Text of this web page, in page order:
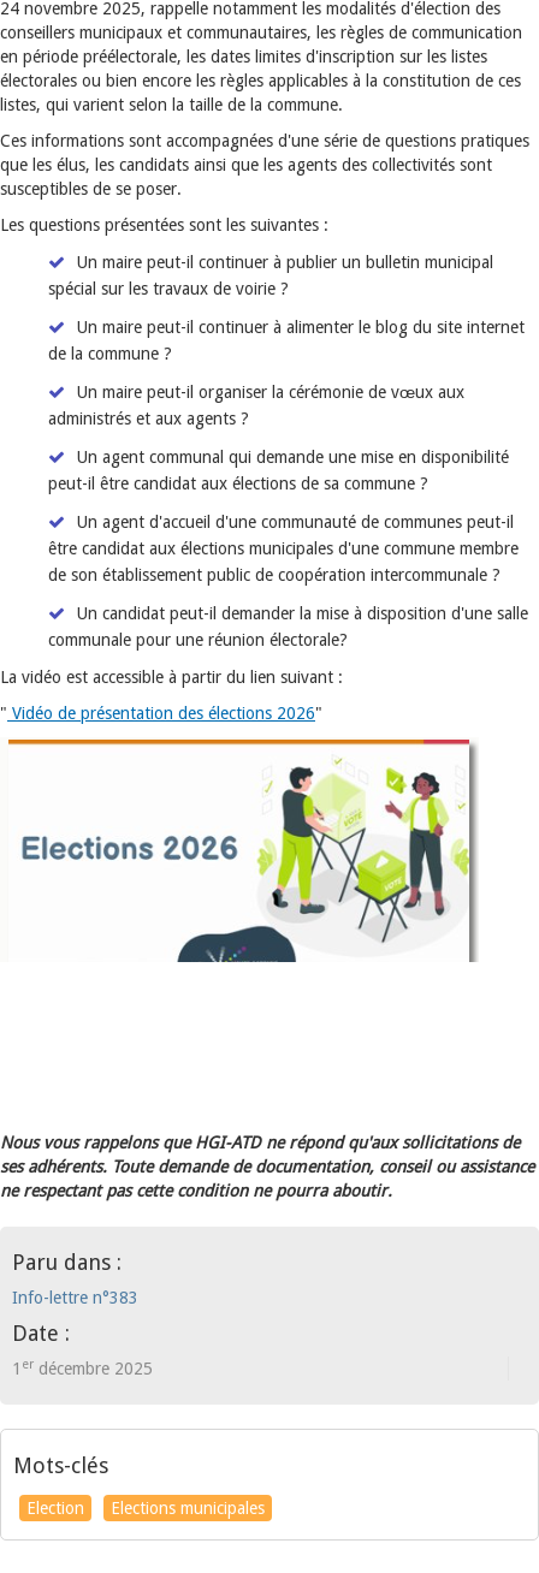
24 novembre 2025, rappelle notamment les modalités d'élection des
conseillers municipaux et communautaires, les règles de communication
en période préélectorale, les dates limites d'inscription sur les listes
électorales ou bien encore les règles applicables à la constitution de ces
listes, qui varient selon la taille de la commune.
Ces informations sont accompagnées d'une série de questions pratiques
que les élus, les candidats ainsi que les agents des collectivités sont
susceptibles de se poser.
Les questions présentées sont les suivantes :
Un maire peut-il continuer à publier un bulletin municipal
spécial sur les travaux de voirie ?
Un maire peut-il continuer à alimenter le blog du site internet
de la commune ?
Un maire peut-il organiser la cérémonie de vœux aux
administrés et aux agents ?
Un agent communal qui demande une mise en disponibilité
peut-il être candidat aux élections de sa commune ?
Un agent d'accueil d'une communauté de communes peut-il
être candidat aux élections municipales d'une commune membre
de son établissement public de coopération intercommunale ?
Un candidat peut-il demander la mise à disposition d'une salle
communale pour une réunion électorale?
La vidéo est accessible à partir du lien suivant :
" Vidéo de présentation des élections 2026"
Nous vous rappelons que HGI-ATD ne répond qu'aux sollicitations de
ses adhérents. Toute demande de documentation, conseil ou assistance
ne respectant pas cette condition ne pourra aboutir.
Paru dans :
Info-lettre n°383
Date :
1 er décembre 2025
Mots-clés
Election Elections municipales